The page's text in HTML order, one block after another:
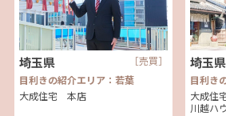
［売買］
埼玉県
目利きの紹介エリア：若葉
大成住宅 本店
埼玉県
目利き
大成住
川越ハ